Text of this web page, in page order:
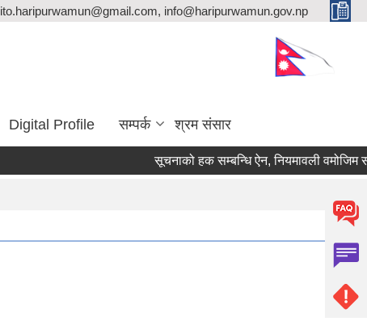
ito.haripurwamun@gmail.com, info@haripurwamun.gov.np
Digital Profile सम्पर्क श्रम संसार
सूचनाको हक सम्बन्धि ऐन, नियमावली वमोजिम